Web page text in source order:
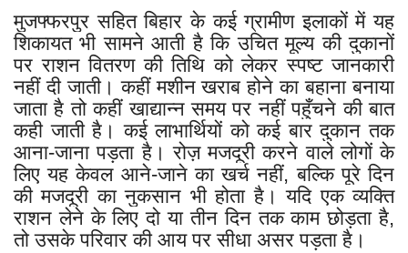
मुजफ्फरपुर सहित बिहार के कई ग्रामीण इलाकों में यह
शिकायत भी सामने आती है कि उचित मूल्य की दुकानों
पर राशन वितरण की तिथि को लेकर स्पष्ट जानकारी
नहीं दी जाती। कहीं मशीन खराब होने का बहाना बनाया
जाता है तो कहीं खाद्यान्न समय पर नहीं पहुँचने की बात
कही जाती है। कई लाभार्थियों को कई बार दुकान तक
आना-जाना पड़ता है। रोज़ मजदूरी करने वाले लोगों के
लिए यह केवल आने-जाने का खर्च नहीं, बल्कि पूरे दिन
की मजदूरी का नुकसान भी होता है। यदि एक व्यक्ति
राशन लेने के लिए दो या तीन दिन तक काम छोड़ता है,
तो उसके परिवार की आय पर सीधा असर पड़ता है।